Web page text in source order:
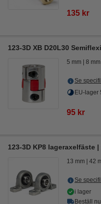
135 kr
123-3D XB D20L30
5 mm 8 mm
Se
EU-lager
95 kr
123-3D KP8 lageraxelfäste |
13 mm 42
Se
i lager
Beställ